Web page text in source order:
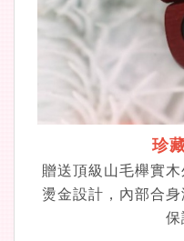
珍
贈送頂級山毛櫸實
燙金設計，內部合
保